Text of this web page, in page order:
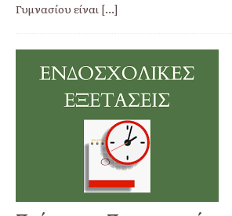
Γυμνασίου είναι [...]